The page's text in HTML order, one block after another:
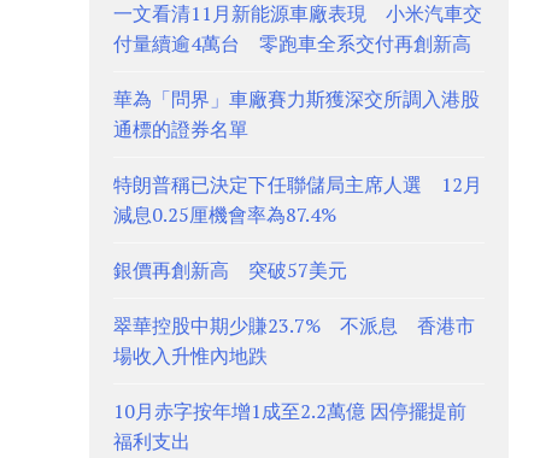
一文看清11月新能源車廠表現 小米汽車交
付量續逾4萬台 零跑車全系交付再創新高
華為「問界」車廠賽力斯獲深交所調入港股
通標的證券名單
特朗普稱已決定下任聯儲局主席人選 12月
減息0.25厘機會率為87.4%
銀價再創新高 突破57美元
翠華控股中期少賺23.7% 不派息 香港市
場收入升惟內地跌
10月赤字按年增1成至2.2萬億 因停擺提前
福利支出